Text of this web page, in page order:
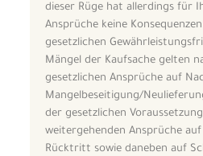
dieser Rüge hat allerdings für
Ansprüche keine
gesetzlichen
Mängel der Kaufsache gelten
gesetzlichen Ansprüche auf
Mangelbeseitigung/
der gesetzlichen
weitergehenden Ansprüche
Rücktritt sowie daneben auf